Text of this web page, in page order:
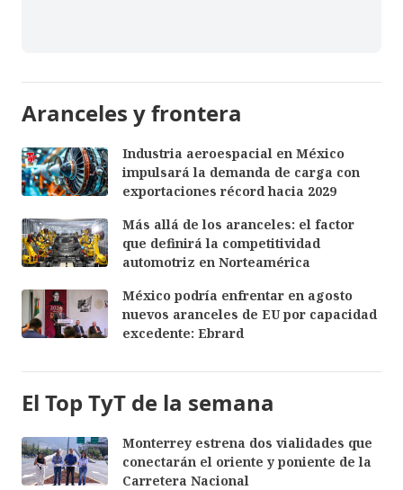
Aranceles y frontera
Industria aeroespacial en México
impulsará la demanda de carga con
exportaciones récord hacia 2029
Más allá de los aranceles: el factor
que definirá la competitividad
automotriz en Norteamérica
México podría enfrentar en agosto
nuevos aranceles de EU por capacidad
excedente: Ebrard
El Top TyT de la semana
Monterrey estrena dos vialidades que
conectarán el oriente y poniente de la
Carretera Nacional